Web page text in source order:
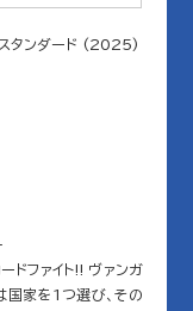
スタンダード (2025)
ドファイト!! ヴァンガ
国家を1つ選び、その